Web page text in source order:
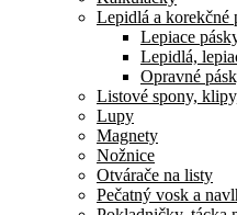
Lepidlá a korekčné
Lepiace
Lepidlá,
Opravné
Listové spony,
Lupy
Magnety
Nožnice
Otvárače na listy
Pečatný vosk a